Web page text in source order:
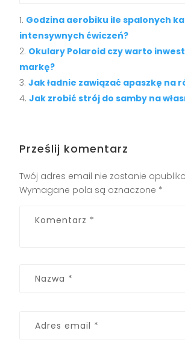
Godzina aerobiku ile spalonych
intensywnych ćwiczeń?
Okulary Polaroid czy warto
markę?
Jak ładnie zawiązać apaszkę na
Jak zrobić strój do samby na
Prześlij komentarz
Twój adres email nie zostanie
Wymagane pola są oznaczone *